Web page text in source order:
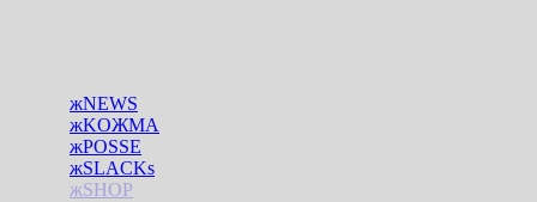
жNEWS
жKOЖMA
жPOSSE
жSLACKs
жSHOP